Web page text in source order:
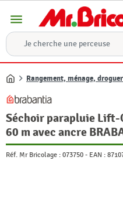
menu
Accueil
Rangement, ménage,
Séchoir parapluie
60 m avec ancre
Réf. Mr Bricolage : 073750 - EAN :